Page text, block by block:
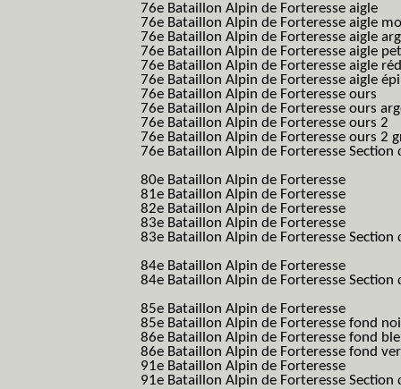
76e Bataillon Alpin de Forteresse aigle
76e Bataillon Alpin de Forteresse aigle
76e Bataillon Alpin de Forteresse aigle
76e Bataillon Alpin de Forteresse aigle
76e Bataillon Alpin de Forteresse aigle
76e Bataillon Alpin de Forteresse aigle
76e Bataillon Alpin de Forteresse ours
76e Bataillon Alpin de Forteresse ours
76e Bataillon Alpin de Forteresse ours 2
76e Bataillon Alpin de Forteresse ours 2
76e Bataillon Alpin de Forteresse
80e Bataillon Alpin de Forteresse
81e Bataillon Alpin de Forteresse
82e Bataillon Alpin de Forteresse
83e Bataillon Alpin de Forteresse
83e Bataillon Alpin de Forteresse
84e Bataillon Alpin de Forteresse
84e Bataillon Alpin de Forteresse
85e Bataillon Alpin de Forteresse
85e Bataillon Alpin de Forteresse fond
86e Bataillon Alpin de Forteresse fond
86e Bataillon Alpin de Forteresse fond
91e Bataillon Alpin de Forteresse
91e Bataillon Alpin de Forteresse